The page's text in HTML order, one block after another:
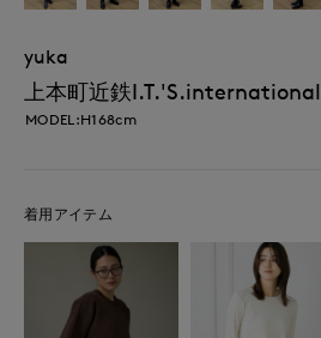
yuka
上本町近鉄I.T.'S.international
MODEL:H168cm
着用アイテム